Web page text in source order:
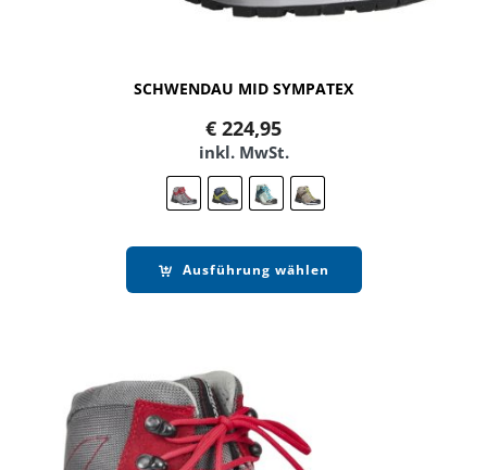
SCHWENDAU MID SYMPATEX
€ 224,95
inkl. MwSt.
Ausführung wählen